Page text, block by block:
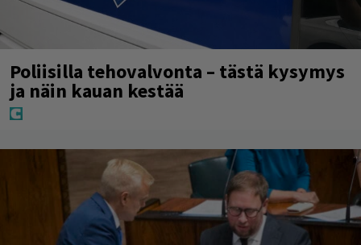
Poliisilla tehovalvonta – tästä kysymys
ja näin kauan kestää